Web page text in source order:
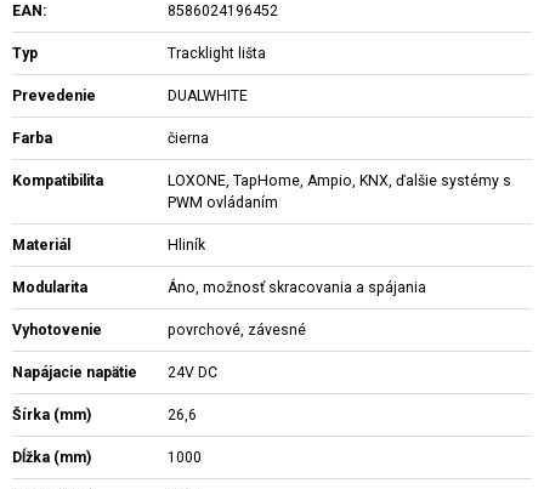
EAN: 8586024196452
Typ Tracklight lišta
Prevedenie DUALWHITE
Farba čierna
Kompatibilita
LOXONE, TapHome, Ampio, KNX, ďalšie systémy s
PWM ovládaním
Materiál Hliník
Modularita Áno, možnosť skracovania a spájania
Vyhotovenie povrchové, závesné
Napájacie napätie 24V DC
Šírka (mm) 26,6
Dĺžka (mm) 1000